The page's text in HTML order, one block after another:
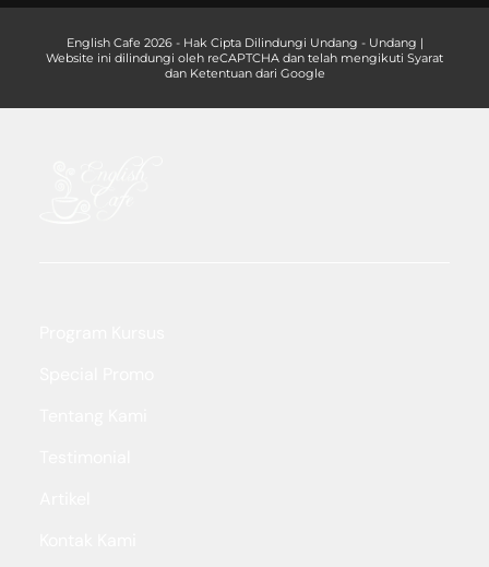
English Cafe 2026 - Hak Cipta Dilindungi Undang - Undang |
Website ini dilindungi oleh reCAPTCHA dan telah mengikuti Syarat
dan Ketentuan dari Google